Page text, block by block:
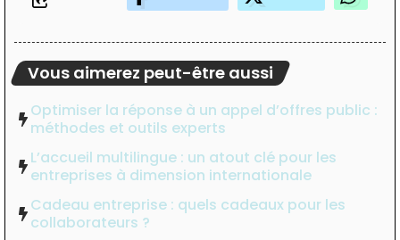
Vous aimerez peut-être aussi
Optimiser la réponse à un appel d’offres public :
méthodes et outils experts
L’accueil multilingue : un atout clé pour les
entreprises à dimension internationale
Cadeau entreprise : quels cadeaux pour les
collaborateurs ?